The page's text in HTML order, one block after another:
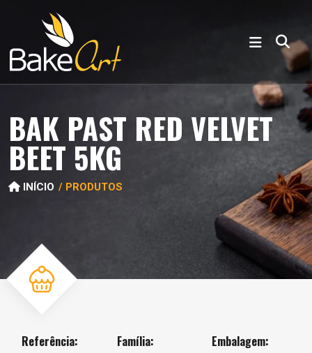
BAK PAST RED VELVET
BEET 5KG
INÍCIO PRODUTOS
Referência: Família: Embalagem: